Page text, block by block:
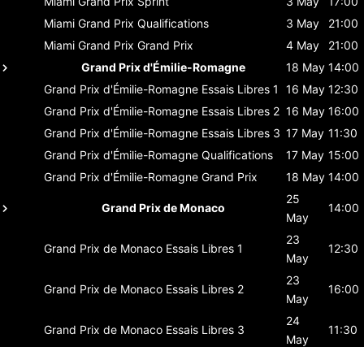
Miami Grand Prix Qualifications 3 May
21:00
Miami Grand Prix Grand Prix 4 May
21:00
Grand Prix d'Émilie-Romagne
18 May 14:00
Grand Prix d'Émilie-Romagne Essais Libres 1 16 May 12:30
Grand Prix d'Émilie-Romagne Essais Libres 2 16 May 16:00
Grand Prix d'Émilie-Romagne Essais Libres 3 17 May 11:30
Grand Prix d'Émilie-Romagne Qualifications 17 May 15:00
Grand Prix d'Émilie-Romagne Grand Prix 18 May 14:00
Grand Prix de Monaco
25
May
14:00
Grand Prix de Monaco Essais Libres 1
23
May
12:30
Grand Prix de Monaco Essais Libres 2
23
May
16:00
Grand Prix de Monaco Essais Libres 3
24
May
11:30